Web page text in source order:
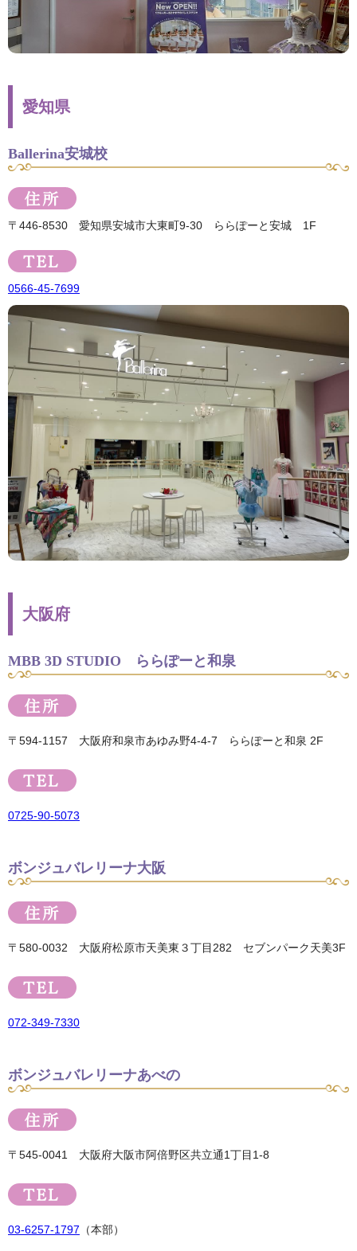
愛知県
Ballerina安城校
〒446-8530 愛知県安城市大東町9-30 ららぽーと安城 1F
0566-45-7699
大阪府
MBB 3D STUDIO ららぽーと和泉
〒594-1157 大阪府和泉市あゆみ野4-4-7 ららぽーと和泉 2F
0725-90-5073
ボンジュバレリーナ大阪
〒580-0032 大阪府松原市天美東３丁目282 セブンパーク天美3F
072-349-7330
ボンジュバレリーナあべの
〒545-0041 大阪府大阪市阿倍野区共立通1丁目1-8
03-6257-1797 （本部）